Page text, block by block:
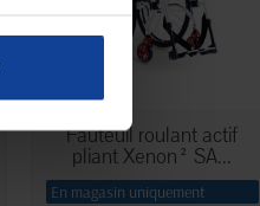
Fauteuil roulant actif
pliant Xenon² SA...
En magasin uniquement